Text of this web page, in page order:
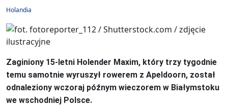
Holandia
Zaginiony 15-letni Holender Maxim, który trzy tygodnie
temu samotnie wyruszył rowerem z Apeldoorn, został
odnaleziony wczoraj późnym wieczorem w Białymstoku
we wschodniej Polsce.